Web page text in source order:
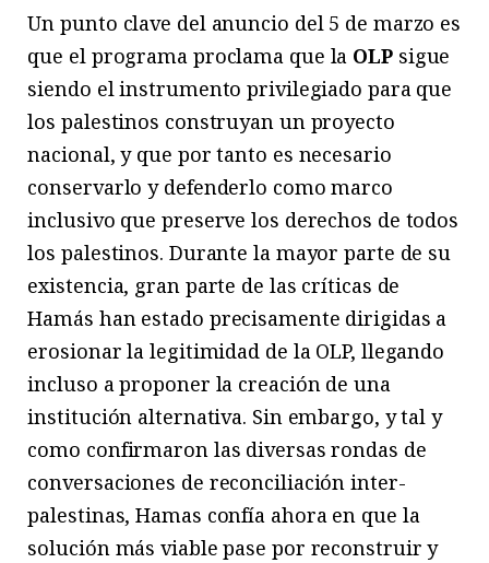
Un punto clave del anuncio del 5 de marzo es
que el programa proclama que la OLPsigue
siendo el instrumento privilegiado para que
los palestinos construyan un proyecto
nacional, y que por tanto es necesario
conservarlo y defenderlo como marco
inclusivo que preserve los derechos de todos
los palestinos. Durante la mayor parte de su
existencia, gran parte de las críticas de
Hamás han estado precisamente dirigidas a
erosionar la legitimidad de la OLP, llegando
incluso a proponer la creación de una
institución alternativa. Sin embargo, y tal y
como confirmaron las diversas rondas de
conversaciones de reconciliación inter-
palestinas, Hamas confía ahora en que la
solución más viable pase por reconstruir y